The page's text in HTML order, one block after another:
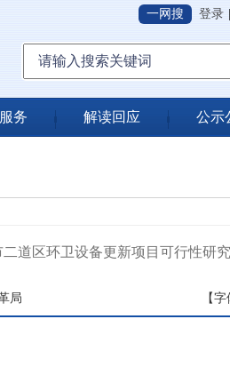
一网搜 登录
务 解读回应 公示
道区环卫设备更新项目可行性研
局 【